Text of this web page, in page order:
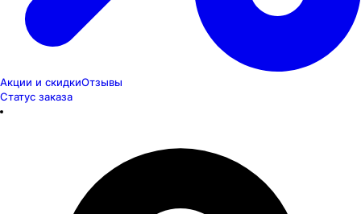
Акции и скидкиОтзывы
Статус заказа